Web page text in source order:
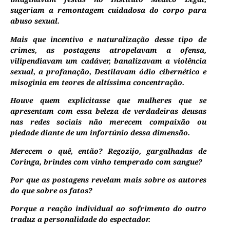
sugeriam a remontagem cuidadosa do corpo para
abuso sexual.
Mais que incentivo e naturalização desse tipo de
crimes, as postagens atropelavam a ofensa,
vilipendiavam um cadáver, banalizavam a violência
sexual, a profanação, Destilavam ódio cibernético e
misoginia em teores de altíssima concentração.
Houve quem explicitasse que mulheres que se
apresentam com essa beleza de verdadeiras deusas
nas redes sociais não merecem compaixão ou
piedade diante de um infortúnio dessa dimensão.
Merecem o quê, então? Regozijo, gargalhadas de
Coringa, brindes com vinho temperado com sangue?
Por que as postagens revelam mais sobre os autores
do que sobre os fatos?
Porque a reação individual ao sofrimento do outro
traduz a personalidade do espectador.